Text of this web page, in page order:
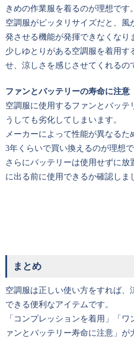
きめの作業服を着るのが理想です。
空調服がピッタリサイズだと、
発させる機能が発揮できなくなり
少しゆとりがある空調服を着用す
せ、涼しさを感じさせてくれるの
ファンとバッテリーの寿命に注意
空調服に使用するファンとバッ
うしても劣化してしまいます。
メーカーによって性能が異なる
3年くらいで買い換えるのが理想で
さらにバッテリーは使用せずに
に出る前に使用できるか確認しま
まとめ
空調服は正しい使い方をすれば
できる便利なアイテムです。
「コンプレッションを着用」「
ァンとバッテリー寿命に注意」が